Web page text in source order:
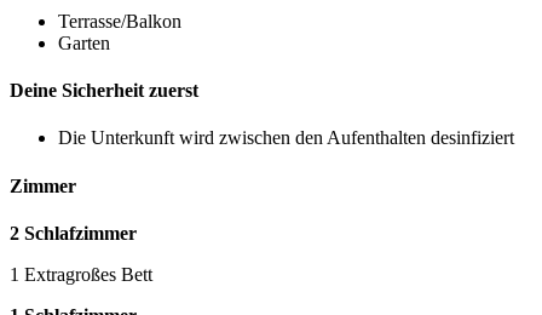
Terrasse/Balkon
Garten
Deine Sicherheit zuerst
Die Unterkunft wird zwischen den Aufenthalten desinfiziert
Zimmer
2 Schlafzimmer
1 Extragroßes Bett